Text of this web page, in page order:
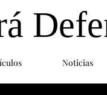
Noticias